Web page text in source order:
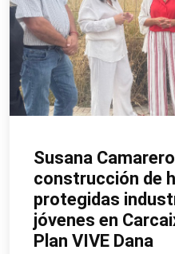
Susana
construcción de
protegidas
jóvenes en
Plan VIVE Dana